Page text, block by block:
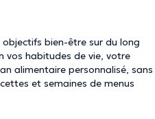
bien-être sur du long
vos habitudes de vie, votre
alimentaire personnalisé, sans
et semaines de menus